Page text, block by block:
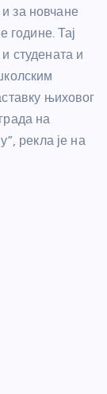
за новчане
године. Тај
студената и
њиховог
на
рекла је на